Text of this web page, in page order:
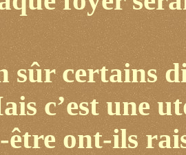
sûr certains
c’est une
être ont-ils